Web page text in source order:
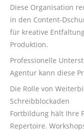
Diese Organisation
in den Content-
für kreative
Produktion.
Professionelle
Agentur kann diese
Die Rolle von
Schreibblockaden
Fortbildung hält Ihre
Repertoire.